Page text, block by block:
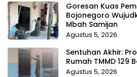
Goresan Kuas
Bojonegoro
Mbah Samijan
Agustus 5, 2026
Sentuhan Akhir:
Rumah TMMD 129
Agustus 5, 2026